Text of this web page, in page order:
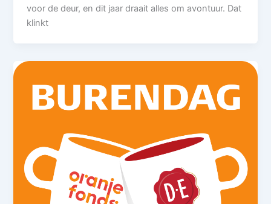
voor de deur, en dit jaar draait alles om avontuur. Dat
klinkt